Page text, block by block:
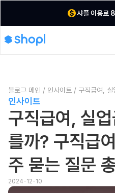
샤플 이용료
블로그 메인 / 인사이트 / 구직급여, 실
인사이트
구직급여, 실
를까? 구직급
주 묻는 질문
2024-12-10